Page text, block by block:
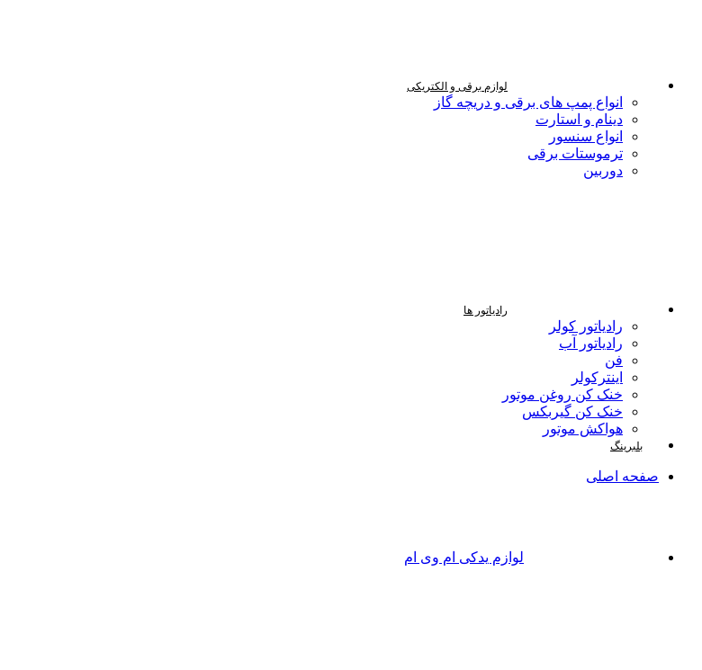
لوازم برقی و الکتریکی
انواع پمپ های برقی و دریچه گاز
دینام و استارت
انواع سنسور
ترموستات برقی
دوربین
رادیاتور ها
رادیاتور کولر
رادیاتور آب
فن
اینترکولر
خنک کن روغن موتور
خنک کن گیربکس
هواکش موتور
بلبرینگ
صفحه اصلی
لوازم یدکی ام وی ام